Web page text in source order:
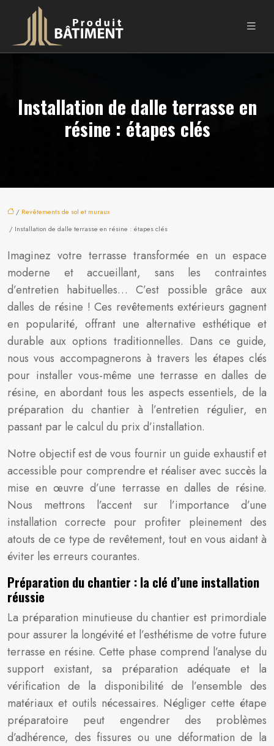
Installation de dalle terrasse en
résine : étapes clés
/ Revêtements de sol et muraux
/ Installation de dalle terrasse en résine : étapes clés
Imaginez votre terrasse transformée en un espace
moderne et accueillant, sans les contraintes
d’entretien habituelles… C’est possible grâce aux
dalles de résine ! Ces revêtements extérieurs gagnent
en popularité, offrant une alternative esthétique et
durable aux options traditionnelles. Dans ce guide,
nous vous accompagnerons à travers les étapes clés
pour installer vous-même une terrasse en dalles de
résine, en abordant tous les aspects essentiels, de la
préparation du chantier à l’entretien régulier, en
passant par le calcul du prix d’installation.
Notre objectif est de vous fournir un guide exhaustif et
accessible pour comprendre et réaliser avec succès la
mise en œuvre d’une terrasse en dalles de résine.
Nous mettrons l’accent sur l’importance d’une
installation correcte pour profiter pleinement des
atouts de ce type de revêtement, tout en vous aidant à
éviter les erreurs courantes.
Préparation du chantier : la clé d’une installation
réussie
La préparation minutieuse du chantier est primordiale
pour assurer la longévité et l’esthétisme de votre future
terrasse en résine. Cette phase comprend l’analyse du
support existant, sa préparation adéquate et la
vérification de la disponibilité de l’ensemble des
matériaux et outils nécessaires. Négliger cette étape
préparatoire peut engendrer des problèmes
d’adhérence, des fissures ou une déformation de la